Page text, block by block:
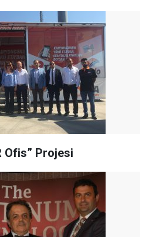
Ofis” Projesi